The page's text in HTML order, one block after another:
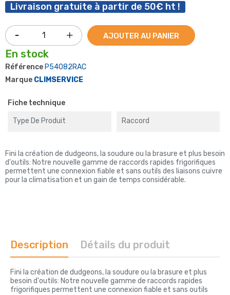
Livraison gratuite à partir de 50€ ht !
AJOUTER AU PANIER
En stock
Référence P54082RAC
Marque CLIMSERVICE
Fiche technique
Type De Produit Raccord
Fini la création de dudgeons, la soudure ou la brasure et plus besoin
d'outils: Notre nouvelle gamme de raccords rapides frigorifiques
permettent une connexion fiable et sans outils des liaisons cuivre
pour la climatisation et un gain de temps considérable.
Description Détails du produit
Fini la création de dudgeons, la soudure ou la brasure et plus
besoin d'outils: Notre nouvelle gamme de raccords rapides
frigorifiques permettent une connexion fiable et sans outils